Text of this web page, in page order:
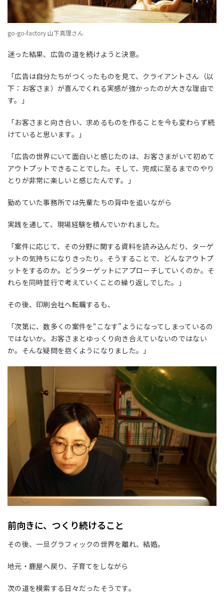
go-go-factory 山下真理さん
迷った結果、広告の道を続けようと決意。
「広告は自分たちがつくったものを見て、クライアントさん（以
下：お客さま）が喜んでくれる実感が強かったのが大きな理由で
す。」
「お客さまと向き合い、求めるものを作ることを今も変わらず続
けていると思います。」
「広告の世界にいて面白いと感じたのは、お客さまがいて初めて
アウトプットできることでした。そして、完成に至るまでのやり
とりが非常に楽しいと感じたんです。」
勤めていた事務所では先輩たちの背中を追いながら
実践を通して、現場経験を積んでいかれました。
「案件に応じて、その分野に関する資料を読み込んだり、ターゲ
ットの気持ちになりきったり。そうすることで、どんなアウトプ
ットをするのか。どうターゲットにアプローチしていくのか。そ
れらを同時並行で考えていくことの繰り返しでした。」
その後、印刷会社へ転職するも、
「次第に、数多くの案件を“こなす”ようになってしまっているの
ではないか。お客さまとゆっくり向き合えていないのではない
か。そんな疑問を抱くようになりました。」
前向きに、つくり続けること
その後、一旦グラフィックの世界を離れ、結婚。
地元・鹿屋へ戻り、子育てをしながら
次の道を模索する日々だったそうです。